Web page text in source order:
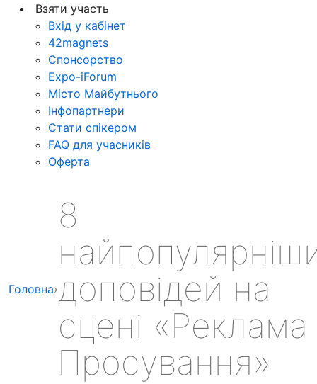
Взяти участь
Вхід у кабінет
42magnets
Спонсорство
Expo-iForum
Місто Майбутнього
Інфопартнери
Стати спікером
FAQ для учасників
Оферта
Головна›
8
доповідей на
сцені «Реклама
Просування»